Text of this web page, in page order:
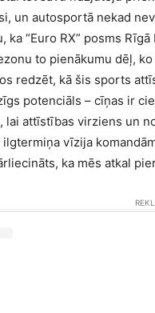
un autosportā nekad
ka “Euro RX” posms
to pienākumu dēļ,
redzēt, kā šis sports
potenciāls – cīņas ir
lai attīstības virziens un
vīzija
ka mēs atkal